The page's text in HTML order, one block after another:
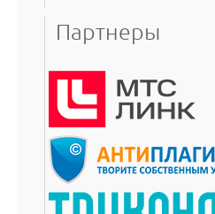
Партнеры